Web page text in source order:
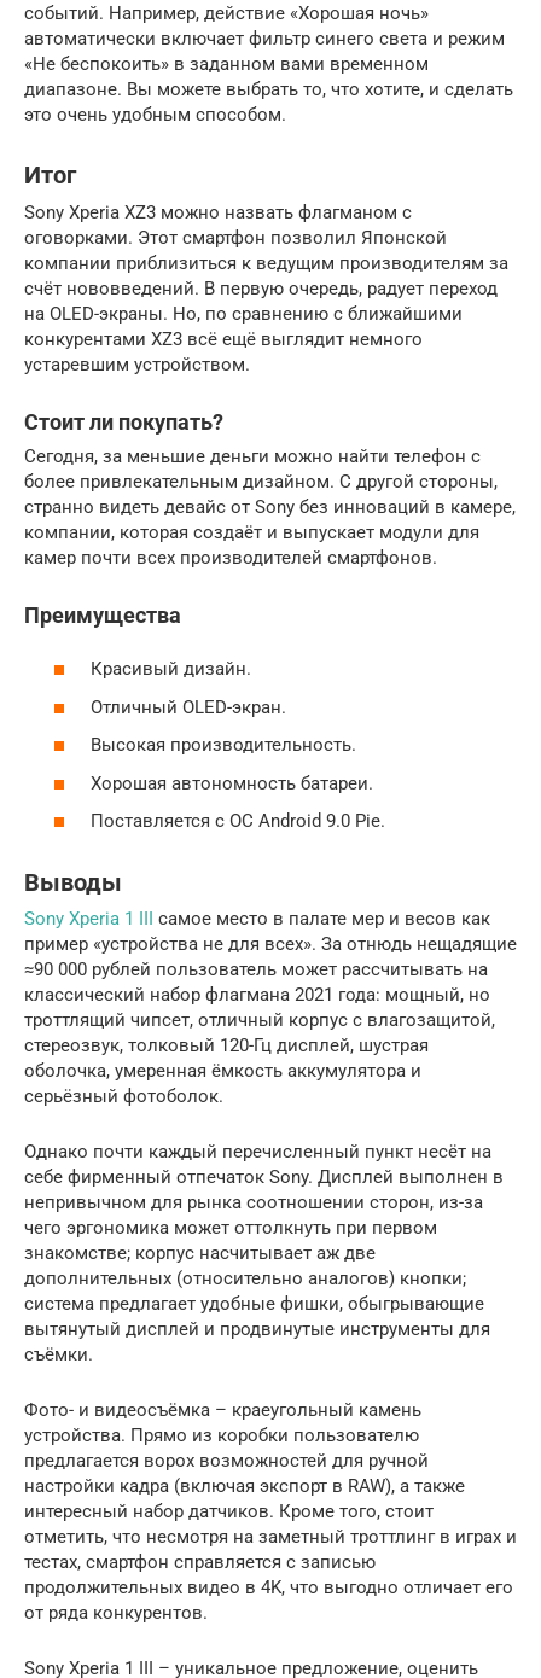
событий. Например, действие «Хорошая ночь»
автоматически включает фильтр синего света и режим
«Не беспокоить» в заданном вами временном
диапазоне. Вы можете выбрать то, что хотите, и сделать
это очень удобным способом.
Итог
Sony Xperia XZ3 можно назвать флагманом с
оговорками. Этот смартфон позволил Японской
компании приблизиться к ведущим производителям за
счёт нововведений. В первую очередь, радует переход
на OLED-экраны. Но, по сравнению с ближайшими
конкурентами XZ3 всё ещё выглядит немного
устаревшим устройством.
Стоит ли покупать?
Сегодня, за меньшие деньги можно найти телефон с
более привлекательным дизайном. С другой стороны,
странно видеть девайс от Sony без инноваций в камере,
компании, которая создаёт и выпускает модули для
камер почти всех производителей смартфонов.
Преимущества
Красивый дизайн.
Отличный OLED-экран.
Высокая производительность.
Хорошая автономность батареи.
Поставляется с ОС Android 9.0 Pie.
Выводы
Sony Xperia 1 III самое место в палате мер и весов как
пример «устройства не для всех». За отнюдь нещадящие
≈90 000 рублей пользователь может рассчитывать на
классический набор флагмана 2021 года: мощный, но
троттлящий чипсет, отличный корпус с влагозащитой,
стереозвук, толковый 120-Гц дисплей, шустрая
оболочка, умеренная ёмкость аккумулятора и
серьёзный фотоболок.
Однако почти каждый перечисленный пункт несёт на
себе фирменный отпечаток Sony. Дисплей выполнен в
непривычном для рынка соотношении сторон, из-за
чего эргономика может оттолкнуть при первом
знакомстве; корпус насчитывает аж две
дополнительных (относительно аналогов) кнопки;
система предлагает удобные фишки, обыгрывающие
вытянутый дисплей и продвинутые инструменты для
съёмки.
Фото- и видеосъёмка – краеугольный камень
устройства. Прямо из коробки пользователю
предлагается ворох возможностей для ручной
настройки кадра (включая экспорт в RAW), а также
интересный набор датчиков. Кроме того, стоит
отметить, что несмотря на заметный троттлинг в играх и
тестах, смартфон справляется с записью
продолжительных видео в 4K, что выгодно отличает его
от ряда конкурентов.
Sony Xperia 1 III – уникальное предложение, оценить